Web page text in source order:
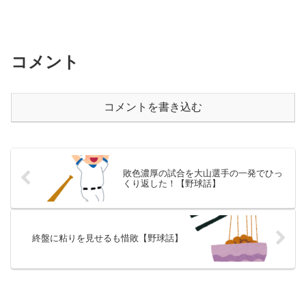
コメント
コメントを書き込む
敗色濃厚の試合を大山選手の一発でひっ
くり返した！【野球話】
終盤に粘りを見せるも惜敗【野球話】